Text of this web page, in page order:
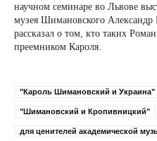
научном семинаре во Львове
музея Шимановского Александр
рассказал о том, кто таких
преемником Кароля.
"Кароль Шимановский и Украина"
"Шимановский и Кропивницкий"
для ценителей академической